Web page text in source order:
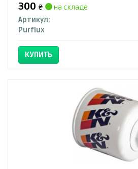
300 ₴
на складе
Артикул:
Purflux
КУПИТЬ